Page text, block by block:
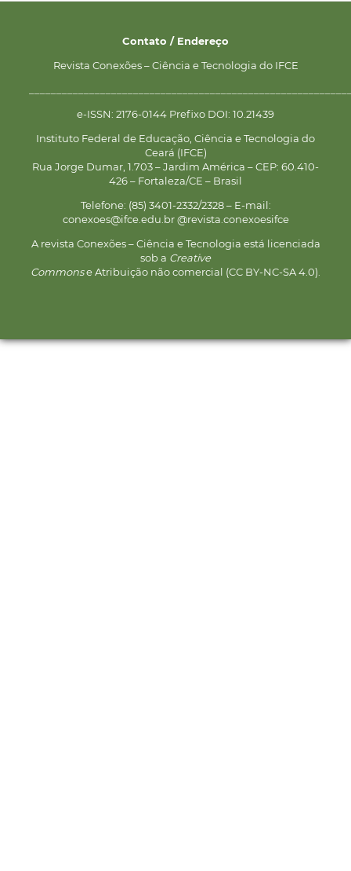
Contato / Endereço
Revista Conexões – Ciência e Tecnologia do IFCE
e-ISSN: 2176-0144 Prefixo DOI: 10.21439
Instituto Federal de Educação, Ciência e Tecnologia do
Ceará (IFCE)
Rua Jorge Dumar, 1.703 – Jardim América – CEP: 60.410-
426 – Fortaleza/CE – Brasil
Telefone: (85) 3401-2332/2328 – E-mail:
conexoes@ifce.edu.br @revista.conexoesifce
A revista Conexões – Ciência e Tecnologia está licenciada
sob a Creative
Commonse Atribuição não comercial (CC BY-NC-SA 4.0).